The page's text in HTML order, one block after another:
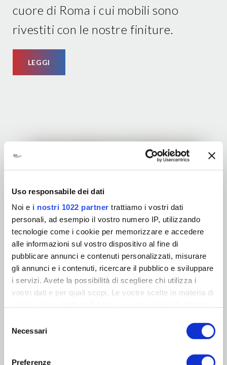
Uso responsabile dei dati
Noi e i nostri 1022 partner trattiamo i vostri dati
personali, ad esempio il vostro numero IP, utilizzando
tecnologie come i cookie per memorizzare e accedere
alle informazioni sul vostro dispositivo al fine di
pubblicare annunci e contenuti personalizzati, misurare
gli annunci e i contenuti, ricercare il pubblico e sviluppare
i servizi. Avete la possibilità di scegliere chi utilizza i
vostri dati e per quali scopi. Le vostre scelte in materia di
modificare o revocare il proprio consenso in qualsiasi
momento dalla Dichiarazione sui cookie o facendo clic
delNecessari
Preferenze
cuore di Roma i cui mobili sono
rivestiti con le nostre finiture.
LEGGI
Industria del legno sostenibile: SIDEL
approda a Green Pea
Vi raccontiamo la storia di SIDEL,
azienda produttrice di serramenti
in legno, e la sua evoluzione da